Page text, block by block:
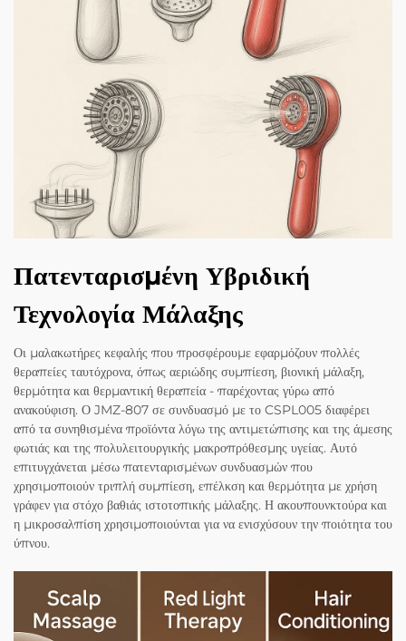
Πατενταρισμένη Υβριδική
Τεχνολογία Μάλαξης
Οι μαλακωτήρες κεφαλής που προσφέρουμε εφαρμόζουν πολλές
θεραπείες ταυτόχρονα, όπως αεριώδης συμπίεση, βιονική μάλαξη,
θερμότητα και θερμαντική θεραπεία - παρέχοντας γύρω από
ανακούφιση. Ο JMZ-807 σε συνδυασμό με το CSPL005 διαφέρει
από τα συνηθισμένα προϊόντα λόγω της αντιμετώπισης και της άμεσης
φωτιάς και της πολυλειτουργικής μακροπρόθεσμης υγείας. Αυτό
επιτυγχάνεται μέσω πατενταρισμένων συνδυασμών που
χρησιμοποιούν τριπλή συμπίεση, επέλκση και θερμότητα με χρήση
γράφεν για στόχο βαθιάς ιστοτοπικής μάλαξης. Η ακουπουνκτούρα και
η μικροσαλπίση χρησιμοποιούνται για να ενισχύσουν την ποιότητα του
ύπνου.